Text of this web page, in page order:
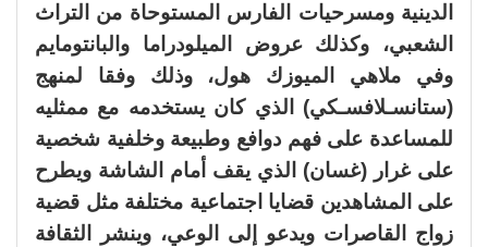
الدينية ومسرحيات الفارس المستوحاة من التراث
الشعبي، وكذلك عروض الميلودراما والبانتومايم
وفي ملاهي الميوزك هول، وذلك وفقا لمنهج
(ستانسـلافسـكي) الذي كان يستخدمه مع ممثليه
للمساعدة على فهم دوافع وطبيعة وخلفية شخصية
على غرار (غسان) الذي يقف أمام الشاشة ويطرح
على المشاهدين قضايا اجتماعية مختلفة مثل قضية
زواج القاصرات ويدعو إلى الوعي، وينشر الثقافة